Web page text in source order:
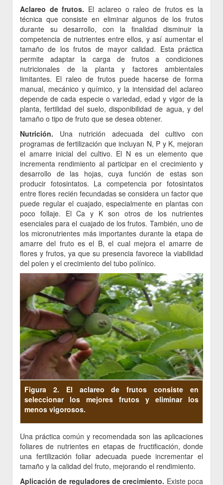
Aclareo de frutos. El aclareo o raleo de frutos es la
técnica que consiste en eliminar algunos de los frutos
durante su desarrollo, con la finalidad disminuir la
competencia de nutrientes entre ellos, y así aumentar el
tamaño de los frutos de mayor calidad. Esta práctica
permite adaptar la carga de frutos a condiciones
nutricionales de la planta y factores ambientales
limitantes. El raleo de frutos puede hacerse de forma
manual, mecánico y químico, y la intensidad del aclareo
depende de cada especie o variedad, edad y vigor de la
planta, fertilidad del suelo, disponibilidad de agua, y del
tamaño o tipo de fruto que se desea obtener.
Nutrición. Una nutrición adecuada del cultivo con
programas de fertilización que incluyan N, P y K, mejoran
el amarre inicial del cultivo. El N es un elemento que
incrementa rendimiento al participar en el crecimiento y
desarrollo de las hojas, cuya función de estas son
producir fotosintatos. La competencia por fotosintatos
entre flores recién fecundadas se considera un factor que
puede regular el cuajado, especialmente en plantas con
poco follaje. El Ca y K son otros de los nutrientes
esenciales para el cuajado de los frutos. También, uno de
los micronutrientes más importantes durante la etapa de
amarre del fruto es el B, el cual mejora el amarre de
flores y frutos, ya que su presencia favorece la viabilidad
del polen y el crecimiento del tubo polínico.
Figura 2. El aclareo de frutos consiste en
seleccionar los mejores frutos y eliminar los
menos vigorosos.
Una práctica común y recomendada son las aplicaciones
foliares de nutrientes en etapas de fructificación, donde
una fertilización foliar adecuada puede incrementar el
tamaño y la calidad del fruto, mejorando el rendimiento.
Aplicación de reguladores de crecimiento. Existe poca